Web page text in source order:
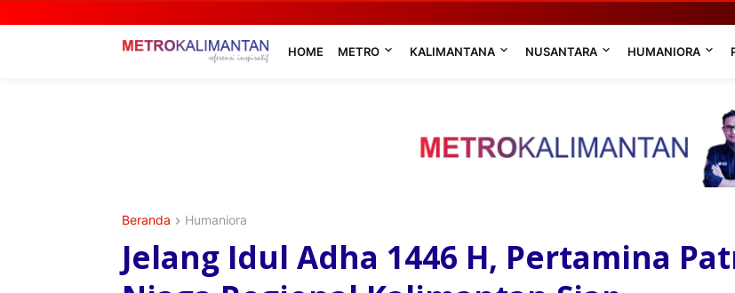
HOME METRO KALIMANTANA NUSANTARA HUMANIORA
Beranda Humaniora
Jelang Idul Adha 1446 H, Pertamina